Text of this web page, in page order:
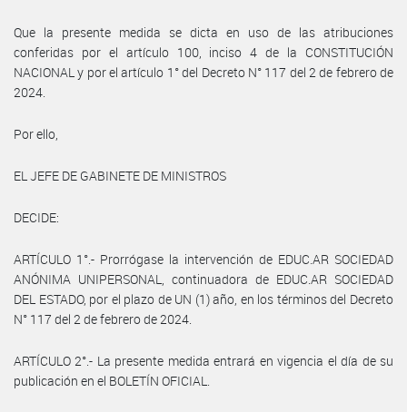
Que la presente medida se dicta en uso de las atribuciones
conferidas por el artículo 100, inciso 4 de la CONSTITUCIÓN
NACIONAL y por el artículo 1° del Decreto N° 117 del 2 de febrero de
2024.
Por ello,
EL JEFE DE GABINETE DE MINISTROS
DECIDE:
ARTÍCULO 1°.- Prorrógase la intervención de EDUC.AR SOCIEDAD
ANÓNIMA UNIPERSONAL, continuadora de EDUC.AR SOCIEDAD
DEL ESTADO, por el plazo de UN (1) año, en los términos del Decreto
N° 117 del 2 de febrero de 2024.
ARTÍCULO 2°.- La presente medida entrará en vigencia el día de su
publicación en el BOLETÍN OFICIAL.